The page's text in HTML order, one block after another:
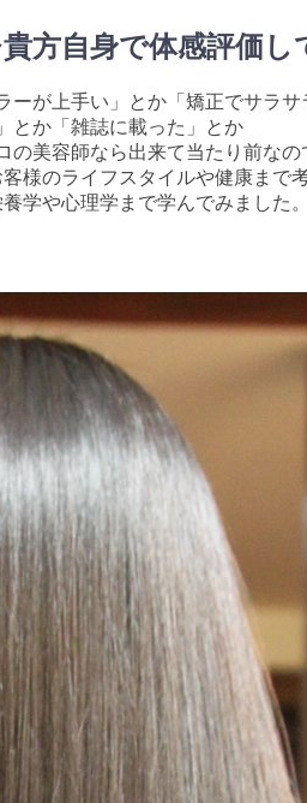
方自身で体感評価し
ーが上手い」とか「矯正でサラ
とか「雑誌に載った」とか
の美容師なら出来て当たり前なの
様のライフスタイルや健康まで
学や心理学まで学んでみました。